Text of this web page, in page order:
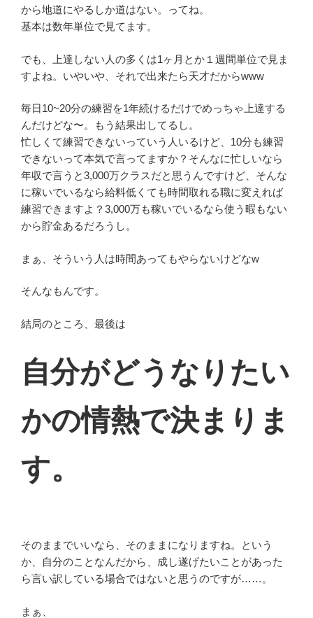
から地道にやるしか道はない。ってね。
基本は数年単位で見てます。
でも、上達しない人の多くは1ヶ月とか１週間単位で見ま
すよね。いやいや、それで出来たら天才だからwww
毎日10~20分の練習を1年続けるだけでめっちゃ上達する
んだけどな〜。もう結果出してるし。
忙しくて練習できないっていう人いるけど、10分も練習
できないって本気で言ってますか？そんなに忙しいなら
年収で言うと3,000万クラスだと思うんですけど、そんな
に稼いでいるなら給料低くても時間取れる職に変えれば
練習できますよ？3,000万も稼いでいるなら使う暇もない
から貯金あるだろうし。
まぁ、そういう人は時間あってもやらないけどなw
そんなもんです。
結局のところ、最後は
自分がどうなりたい
かの情熱で決まりま
す。
そのままでいいなら、そのままになりますね。という
か、自分のことなんだから、成し遂げたいことがあった
ら言い訳している場合ではないと思うのですが……。
まぁ、